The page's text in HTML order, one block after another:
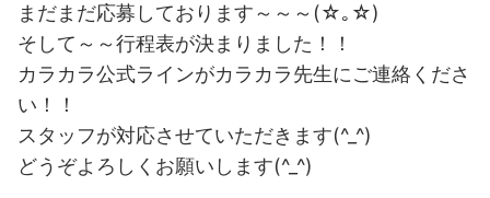
まだまだ応募しております～～～(☆｡☆)
そして～～行程表が決まりました！！
カラカラ公式ラインがカラカラ先生にご連絡くださ
い！！
スタッフが対応させていただきます(^_^)
どうぞよろしくお願いします(^_^)